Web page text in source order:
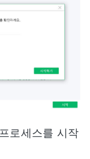
로세스를 시작